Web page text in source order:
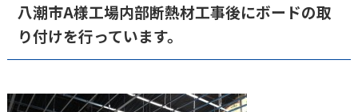
八潮市A様工場内部断熱材工事後にボードの取
り付けを行っています。